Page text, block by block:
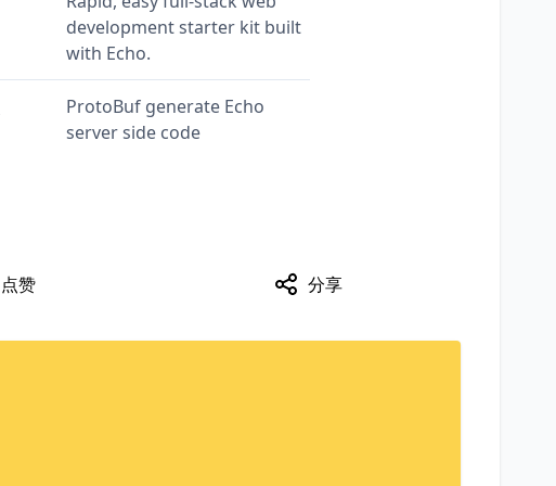
development starter kit built
with Echo.
ProtoBuf generate Echo
server side code
点赞 分享